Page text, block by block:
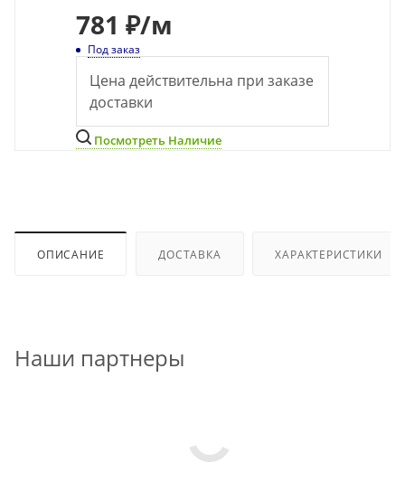
781 ₽/м
Под заказ
Цена действительна при заказе
доставки
Посмотреть Наличие
ОПИСАНИЕ ДОСТАВКА ХАРАКТЕРИСТИКИ
Наши партнеры